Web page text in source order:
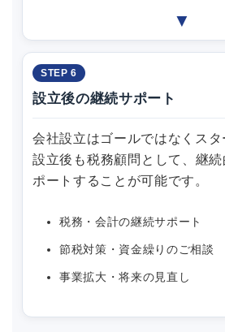
▼
STEP 6
設立後の継続サポート
会社設立はゴールではなくスタ
設立後も税務顧問として、継
ポートすることが可能です。
税務・会計の継続サポート
節税対策・資金繰りのご相談
事業拡大・将来の見直し